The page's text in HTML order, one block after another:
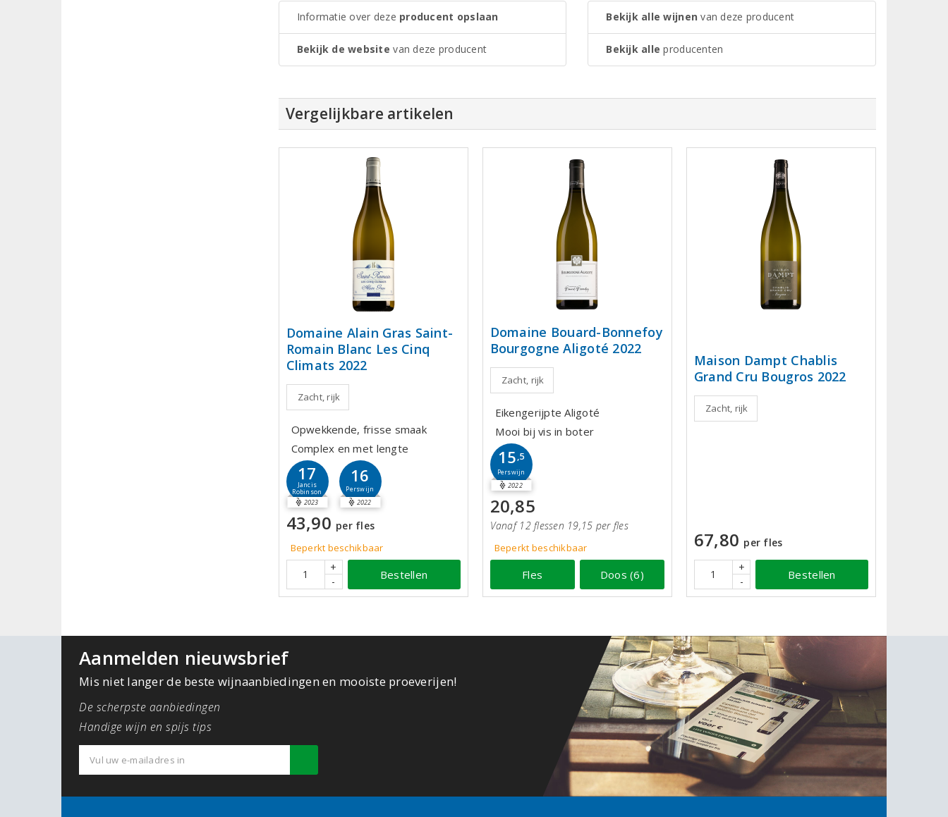
Informatie over deze producent opslaan
Bekijk de website van deze producent
Bekijk alle wijnen van deze producent
Bekijk alle producenten
Vergelijkbare artikelen
Domaine Alain Gras Saint-
Romain Blanc Les Cinq
Climats 2022
Zacht, rijk
Opwekkende, frisse smaak
Complex en met lengte
17
Jancis
Robinson
2023
16
Perswijn
2022
43,90 per fles
Beperkt beschikbaar
+
-
Bestellen
Domaine Bouard-Bonnefoy
Bourgogne Aligoté 2022
Zacht, rijk
Eikengerijpte Aligoté
Mooi bij vis in boter
15,5
Perswijn
2022
20,85
Vanaf 12 flessen 19,15 per fles
Beperkt beschikbaar
Fles Doos (6)
Maison Dampt Chablis
Grand Cru Bougros 2022
Zacht, rijk
67,80 per fles
+
-
Bestellen
Aanmelden nieuwsbrief
Mis niet langer de beste wijnaanbiedingen en mooiste proeverijen!
De scherpste aanbiedingen
Handige wijn en spijs tips